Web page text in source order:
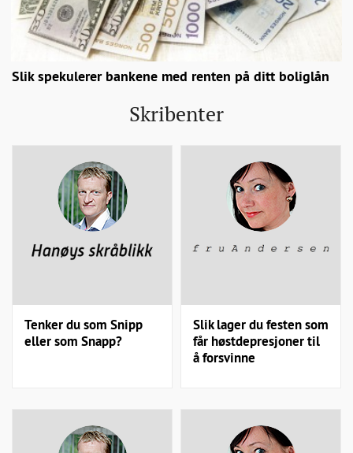
Slik spekulerer bankene med renten på ditt boliglån
Skribenter
Tenker du som Snipp
eller som Snapp?
Slik lager du festen som
får høstdepresjoner til
å forsvinne